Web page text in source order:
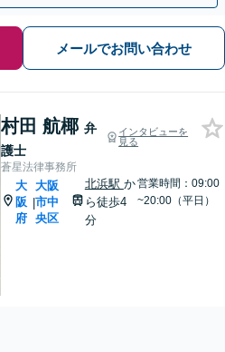
メールでお問い合わせ
村田 航椰 弁
護士
インタビューを
見る
蒼星法律事務所
大
阪
府
|
大阪
市中
央区
北浜駅 か
ら徒歩4
分
営業時間：09:00
~20:00（平日）